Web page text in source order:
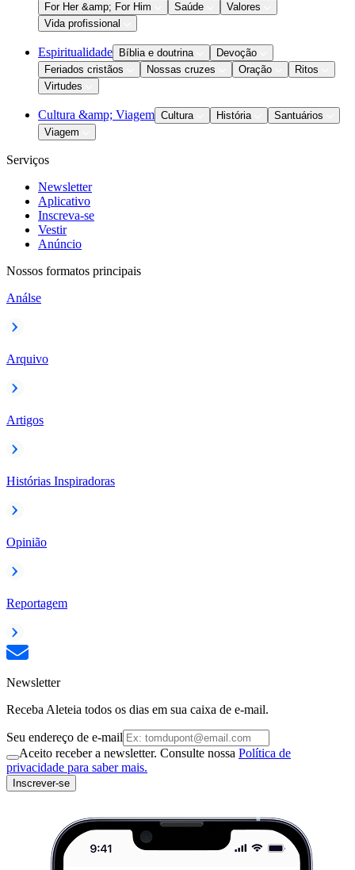
For Her &amp; For Him
Saúde
Valores
Vida profissional
Espiritualidade Bíblia e doutrina
Devoção
Feriados cristãos
Nossas cruzes Oração
Ritos
Virtudes
Cultura &amp; Viagem Cultura História
Santuários
Viagem
Serviços
Newsletter
Aplicativo
Inscreva-se
Vestir
Anúncio
Nossos formatos principais
Análse
Arquivo
Artigos
Histórias Inspiradoras
Opinião
Reportagem
Newsletter
Receba Aleteia todos os dias em sua caixa de e-mail.
Seu endereço de e-mail
Aceito receber a newsletter. Consulte nossa Política de
privacidade para saber mais.
Inscrever-se